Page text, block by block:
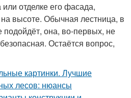
отделке его фасада,
высоте. Обычная лестница, в
подойдёт, она, во-первых, не
Остаётся вопрос,